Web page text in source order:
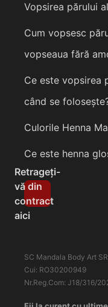
Vopsirea părului
Cum vopsesc
vopseaua fără
Ce este vopsirea
când se
Culorile Henna
Ce este henna
Retrageți-
vă din
contract
aici
SC Mandala Body Art
Cui: RO30200949
Nr.Reg.Com: J18/316/